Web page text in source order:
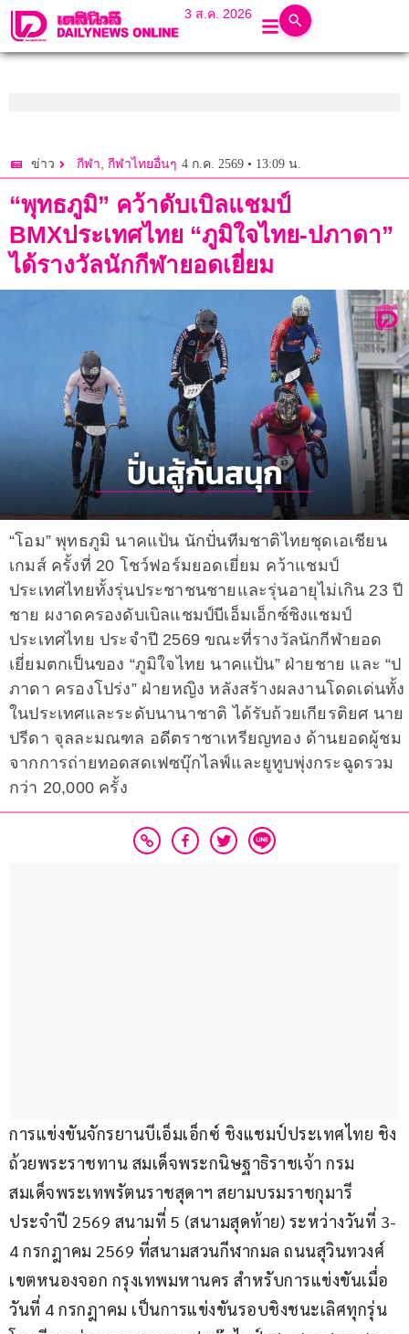
3 ส.ค. 2026
ข่าว กีฬา, กีฬาไทยอื่นๆ 4 ก.ค. 2569 • 13:09 น.
“พุทธภูมิ” คว้าดับเบิลแชมป์
BMXประเทศไทย “ภูมิใจไทย-ปภาดา”
ได้รางวัลนักกีฬายอดเยี่ยม
“โอม” พุทธภูมิ นาคแป้น นักปั่นทีมชาติไทยชุดเอเชียน
เกมส์ ครั้งที่ 20 โชว์ฟอร์มยอดเยี่ยม คว้าแชมป์
ประเทศไทยทั้งรุ่นประชาชนชายและรุ่นอายุไม่เกิน 23 ปี
ชาย ผงาดครองดับเบิลแชมป์บีเอ็มเอ็กซ์ชิงแชมป์
ประเทศไทย ประจำปี 2569 ขณะที่รางวัลนักกีฬายอด
เยี่ยมตกเป็นของ “ภูมิใจไทย นาคแป้น” ฝ่ายชาย และ “ป
ภาดา ครองโปร่ง” ฝ่ายหญิง หลังสร้างผลงานโดดเด่นทั้ง
ในประเทศและระดับนานาชาติ ได้รับถ้วยเกียรติยศ นาย
ปรีดา จุลละมณฑล อดีตราชาเหรียญทอง ด้านยอดผู้ชม
จากการถ่ายทอดสดเฟซบุ๊กไลฟ์และยูทูบพุ่งกระฉูดรวม
กว่า 20,000 ครั้ง
การแข่งขันจักรยานบีเอ็มเอ็กซ์ ชิงแชมป์ประเทศไทย ชิง
ถ้วยพระราชทาน สมเด็จพระกนิษฐาธิราชเจ้า กรม
สมเด็จพระเทพรัตนราชสุดาฯ สยามบรมราชกุมารี
ประจำปี 2569 สนามที่ 5 (สนามสุดท้าย) ระหว่างวันที่ 3-
4 กรกฎาคม 2569 ที่สนามสวนกีฬากมล ถนนสุวินทวงศ์
เขตหนองจอก กรุงเทพมหานคร สำหรับการแข่งขันเมื่อ
วันที่ 4 กรกฎาคม เป็นการแข่งขันรอบชิงชนะเลิศทุกรุ่น